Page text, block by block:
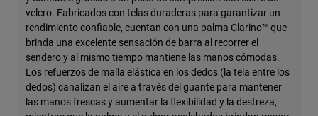
velcro. Fabricados con telas duraderas para garantizar un
rendimiento confiable, cuentan con una palma Clarino™ que
brinda una excelente sensación de barra al recorrer el
sendero y al mismo tiempo mantiene las manos cómodas.
Los refuerzos de malla elástica en los dedos (la tela entre los
dedos) canalizan el aire a través del guante para mantener
las manos frescas y aumentar la flexibilidad y la destreza,